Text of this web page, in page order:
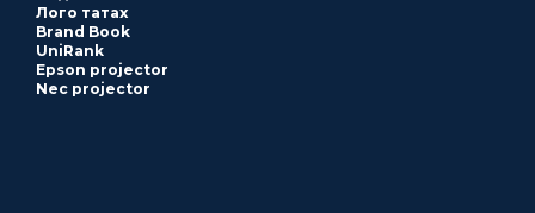
Лого татах
Brand Book
UniRank
Epson projector
Nec projector